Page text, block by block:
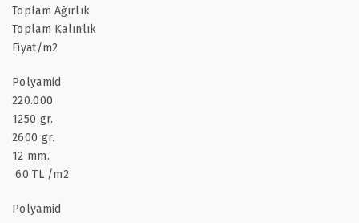
Toplam Ağırlık
Toplam Kalınlık
Fiyat/m2
Polyamid
220.000
1250 gr.
2600 gr.
12 mm.
60 TL /m2
Polyamid